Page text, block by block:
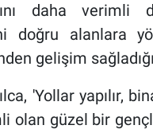
daha verimli
doğru alanlara
gelişim
'Yollar yapılır,
olan güzel bir